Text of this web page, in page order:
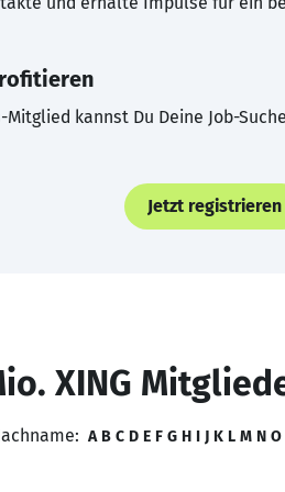
Mitglied kannst Du Deine Job-
Jetzt registrieren
XING
A B C D E F G H I J K L M N O